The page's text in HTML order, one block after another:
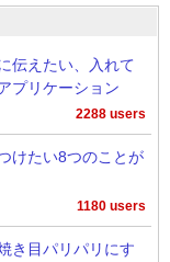
伝えたい、入れて
プリケーション
2288 users
けたい8つのことが
1180 users
き目パリパリにす